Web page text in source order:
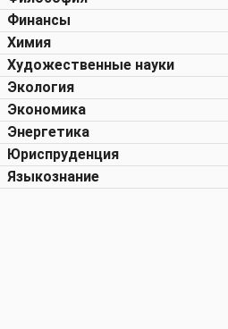
Финансы
Химия
Художественные науки
Экология
Экономика
Энергетика
Юриспруденция
Языкознание